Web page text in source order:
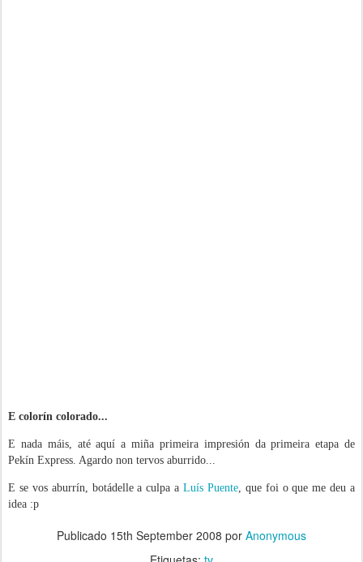
E colorín colorado...
E nada máis, até aquí a miña primeira impresión da primeira etapa de
Pekín Express. Agardo non tervos aburrido...
E se vos aburrín, botádelle a culpa a Luís Puente, que foi o que me deu a
idea :p
Publicado 15th September 2008 por Anonymous